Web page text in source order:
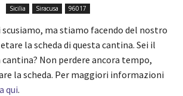
Sicilia Siracusa 96017
ma stiamo facendo del nostro
la scheda di questa cantina. Sei il
Non perdere ancora tempo,
la scheda. Per maggiori informazioni
qui.